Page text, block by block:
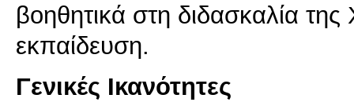
βοηθητικά στη διδασκαλία
εκπαίδευση.
Γενικές Ικανότητες